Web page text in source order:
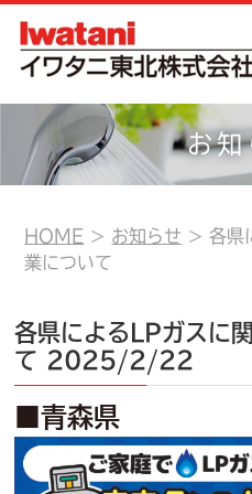
お知
HOME お知らせ
各県
業について
各県によるLPガスに
て 2025/2/22
■青森県